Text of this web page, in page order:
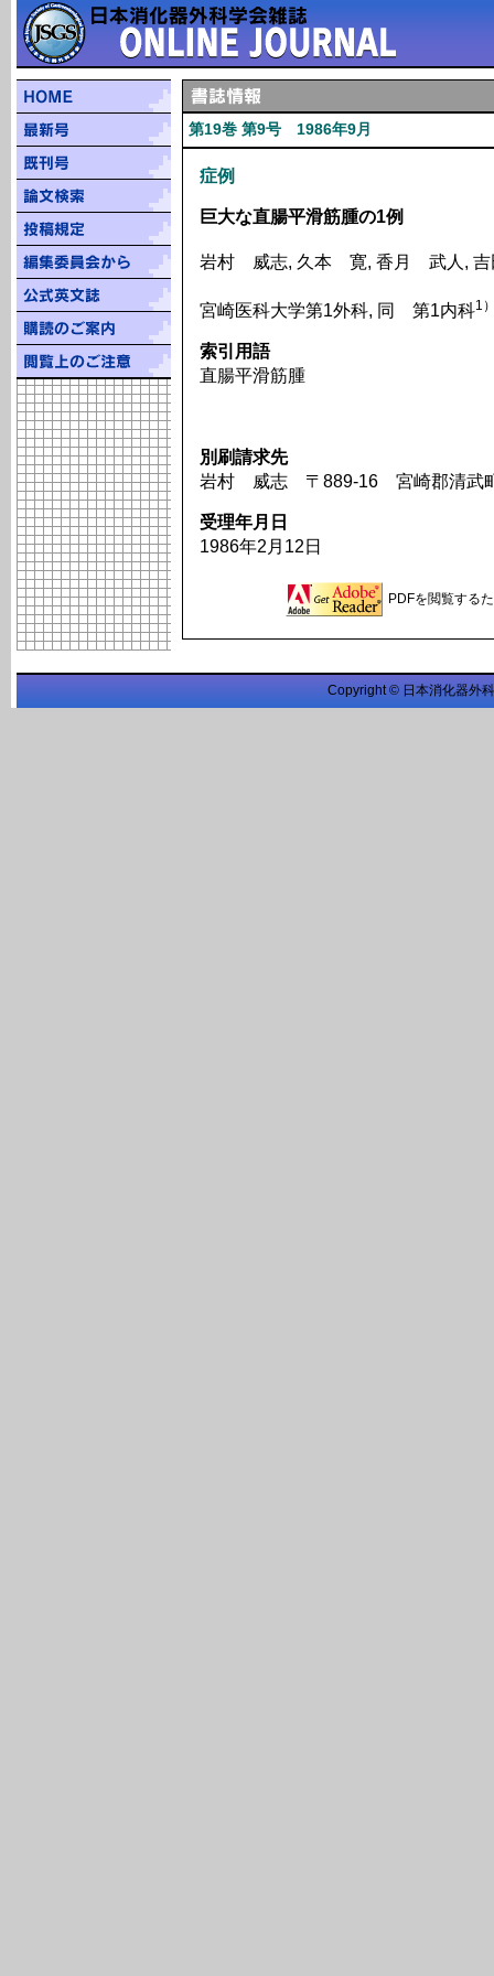
第19巻 第9号 1986年9月
症例
巨大な直腸平滑筋腫の1例
岩村 威志, 久本 寛, 香月 武人,
宮崎医科大学第1外科, 同 第1内科1
索引用語
直腸平滑筋腫
別刷請求先
岩村 威志 〒889-16 宮崎郡清武
受理年月日
1986年2月12日
PDFを閲覧する
Copyright © 日本消化器外